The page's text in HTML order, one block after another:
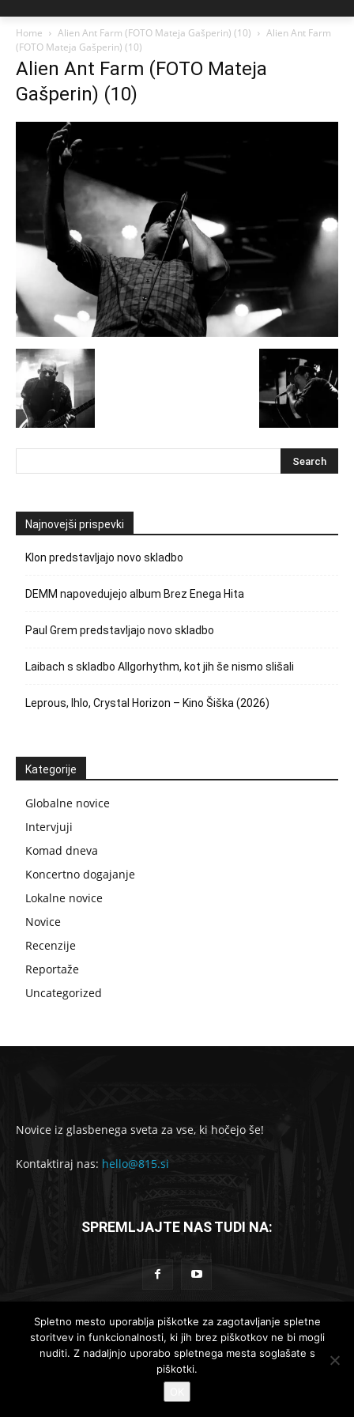
Home Alien Ant Farm (FOTO Mateja Gašperin) (10)
Alien Ant Farm
(FOTO Mateja Gašperin) (10)
Alien Ant Farm (FOTO Mateja
Gašperin) (10)
Najnovejši prispevki
Klon predstavljajo novo skladbo
DEMM napovedujejo album Brez Enega Hita
Paul Grem predstavljajo novo skladbo
Laibach s skladbo Allgorhythm, kot jih še nismo slišali
Leprous, Ihlo, Crystal Horizon – Kino Šiška (2026)
Kategorije
Globalne novice
Intervjuji
Komad dneva
Koncertno dogajanje
Lokalne novice
Novice
Recenzije
Reportaže
Uncategorized
Novice iz glasbenega sveta za vse, ki hočejo še!
Kontaktiraj nas: hello@815.si
SPREMLJAJTE NAS TUDI NA:
© 2019-2025 - 815.si
Globalne novice Komad dneva
Koncertno dogajanje
Spletno mesto uporablja piškotke za zagotavljanje spletne
storitvev in funkcionalnosti, ki jih brez piškotkov ne bi mogli
nuditi. Z nadaljnjo uporabo spletnega mesta soglašate s
piškotki.